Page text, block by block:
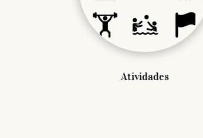
Atividades